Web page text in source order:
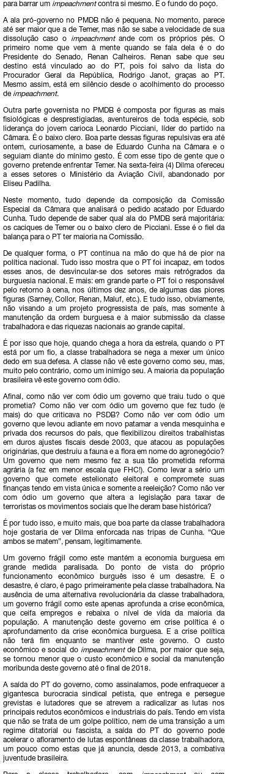
para barrar um impeachmentcontra si mesmo. É o fundo do poço.
A ala pró-governo no PMDB não é pequena. No momento, parece
até ser maior que a de Temer, mas não se sabe a velocidade de sua
dissolução caso o
impeachmentande com os próprios pés. O
primeiro nome que vem à mente quando se fala dela é o do
Presidente do Senado, Renan Calheiros. Renan sabe que seu
destino está vinculado ao do PT, pois foi salvo da lista do
Procurador Geral da República, Rodrigo Janot, graças ao PT.
Mesmo assim, está em silêncio desde o acolhimento do processo
de impeachment.
Outra parte governista no PMDB é composta por figuras as mais
fisiológicas e desprestigiadas, aventureiros de toda espécie, sob
liderança do jovem carioca Leonardo Picciani, líder do partido na
Câmara. É o baixo clero. Boa parte dessas figuras repulsivas era até
ontem, curiosamente, a base de Eduardo Cunha na Câmara e o
seguiam diante do mínimo gesto. É com esse tipo de gente que o
governo pretende enfrentar Temer. Na sexta-feira (4) Dilma ofereceu
a esses setores o Ministério da Aviação Civil, abandonado por
Eliseu Padilha.
Neste momento, tudo depende da composição da Comissão
Especial da Câmara que analisará o pedido acatado por Eduardo
Cunha. Tudo depende de saber qual ala do PMDB será majoritária:
os caciques de Temer ou o baixo clero de Picciani. Esse é o fiel da
balança para o PT ter maioria na Comissão.
De qualquer forma, o PT continua na mão do que há de pior na
política nacional. Tudo isso mostra que o PT foi incapaz, em todos
esses anos, de desvincular-se dos setores mais retrógrados da
burguesia nacional. E mais: em grande parte o PT foi o responsável
pelo retorno à cena, nos últimos dez anos, de algumas das piores
figuras (Sarney, Collor, Renan, Maluf, etc.). E tudo isso, obviamente,
não visando a um projeto progressista de país, mas somente à
manutenção da ordem burguesa e à maior submissão da classe
trabalhadora e das riquezas nacionais ao grande capital.
É por isso que hoje, quando chega a hora da estrela, quando o PT
está por um fio, a classe trabalhadora se nega a mexer um único
dedo em sua defesa. A classe não vê este governo como seu, mas,
muito pelo contrário, como um inimigo seu. A maioria da população
brasileira vê este governo com ódio.
Afinal, como não ver com ódio um governo que traiu tudo o que
prometia? Como não ver com ódio um governo que fez tudo (e
mais) do que criticava no PSDB? Como não ver com ódio um
governo que levou adiante em novo patamar a venda mesquinha e
privada dos recursos do país, que flexibilizou direitos trabalhistas
em duros ajustes fiscais desde 2003, que atacou as populações
originárias, que destruiu a fauna e a flora em nome do agronegócio?
Um governo que nem mesmo fez a sua tão prometida reforma
agrária (a fez em menor escala que FHC!). Como levar a sério um
governo que comete estelionato eleitoral e compromete suas
finanças tendo em vista única e somente a reeleição? Como não ver
com ódio um governo que altera a legislação para taxar de
terroristas os movimentos sociais que lhe deram base histórica?
É por tudo isso, e muito mais, que boa parte da classe trabalhadora
hoje gostaria de ver Dilma enforcada nas tripas de Cunha. “Que
ambos se matem”, pensam, legitimamente.
Um governo frágil como este mantém a economia burguesa em
grande medida paralisada. Do ponto de vista do próprio
funcionamento econômico burguês isso é um desastre. E o
desastre, é claro, é pago primeiramente pela classe trabalhadora. Na
ausência de uma alternativa revolucionária da classe trabalhadora,
um governo frágil como este apenas aprofunda a crise econômica,
que ceifa empregos e rebaixa o nível de vida da maioria da
população. A manutenção deste governo em crise política é o
aprofundamento da crise econômica burguesa. E a crise política
não terá fim enquanto se mantiver este governo. O custo
econômico e social do impeachment de Dilma, por maior que seja,
se tornou menor que o custo econômico e social da manutenção
moribunda deste governo até o final de 2018.
A saída do PT do governo, como assinalamos, pode enfraquecer a
gigantesca burocracia sindical petista, que entrega e persegue
grevistas e lutadores que se atrevem a radicalizar as lutas nos
principais redutos econômicos e industriais do país. Tendo em vista
que não se trata de um golpe político, nem de uma transição a um
regime ditatorial ou fascista, a saída do PT do governo pode
acelerar o afloramento de lutas espontâneas da classe trabalhadora,
um pouco como estas que já anuncia, desde 2013, a combativa
juventude brasileira.